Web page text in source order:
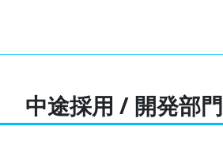
中途採用 / 開発部門